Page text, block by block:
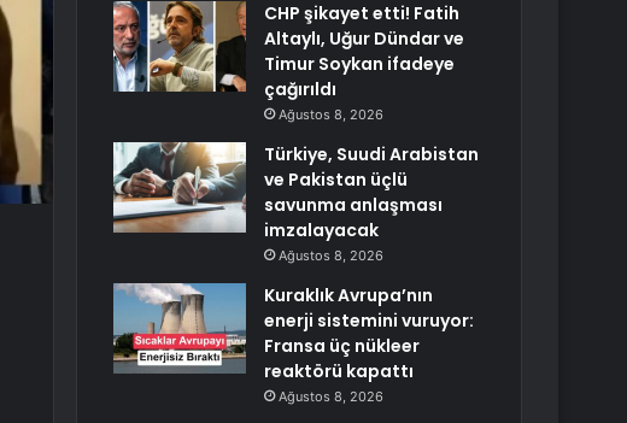
CHP şikayet etti! Fatih
Altaylı, Uğur Dündar ve
Timur Soykan ifadeye
çağırıldı
Ağustos 8, 2026
Türkiye, Suudi Arabistan
ve Pakistan üçlü
savunma anlaşması
imzalayacak
Ağustos 8, 2026
Kuraklık Avrupa’nın
enerji sistemini vuruyor:
Fransa üç nükleer
reaktörü kapattı
Ağustos 8, 2026